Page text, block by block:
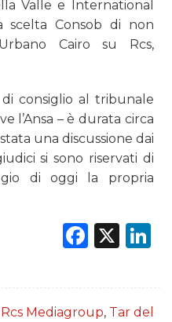
Valle e International
scelta Consob di non
Cairo su Rcs,
di consiglio al tribunale
l’Ansa – è durata circa
una discussione dai
si sono riservati di
di oggi la propria
X
Rcs Mediagroup, Tar del